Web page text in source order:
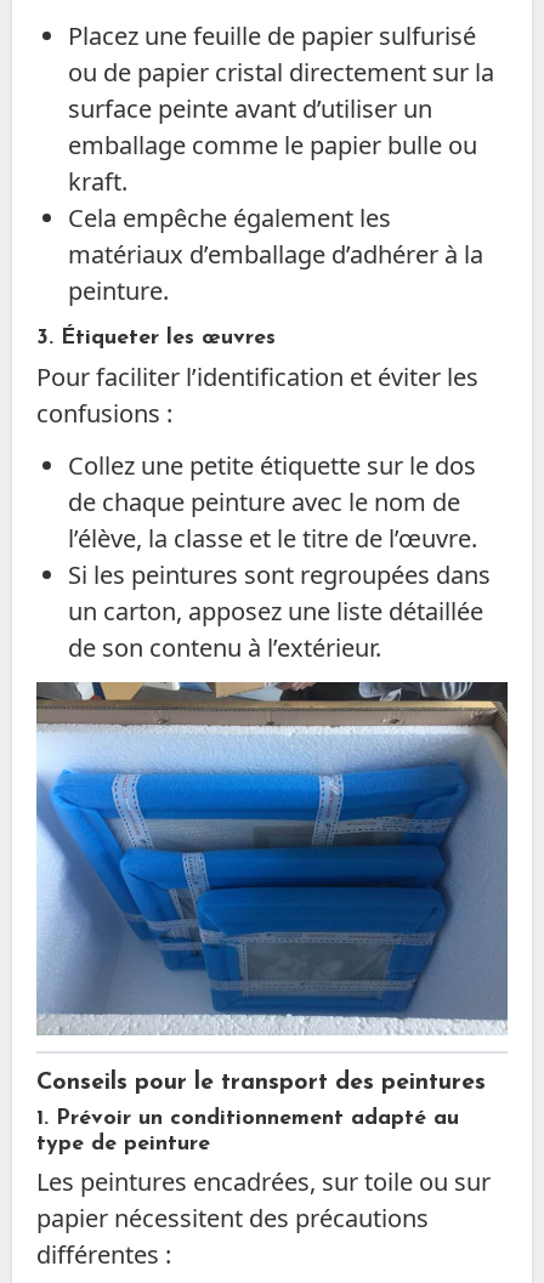
Placez une feuille de papier sulfurisé
ou de papier cristal directement sur la
surface peinte avant d’utiliser un
emballage comme le papier bulle ou
kraft.
Cela empêche également les
matériaux d’emballage d’adhérer à la
peinture.
3. Étiqueter les œuvres
Pour faciliter l’identification et éviter les
confusions :
Collez une petite étiquette sur le dos
de chaque peinture avec le nom de
l’élève, la classe et le titre de l’œuvre.
Si les peintures sont regroupées dans
un carton, apposez une liste détaillée
de son contenu à l’extérieur.
Conseils pour le transport des peintures
1. Prévoir un conditionnement adapté au
type de peinture
Les peintures encadrées, sur toile ou sur
papier nécessitent des précautions
différentes :